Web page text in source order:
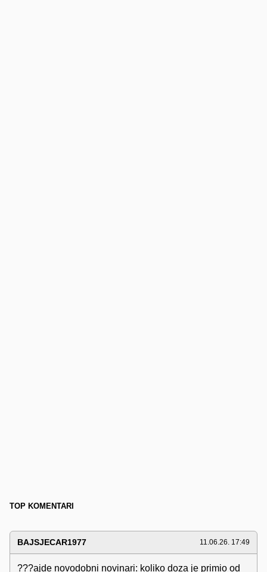
TOP KOMENTARI
BAJSJECAR1977 11.06.26. 17:49
???ajde novodobni novinari: koliko doza je primio od